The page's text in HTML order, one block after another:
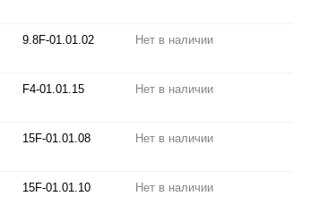
9.8F-01.01.02 Нет в наличии
F4-01.01.15 Нет в наличии
15F-01.01.08 Нет в наличии
15F-01.01.10 Нет в наличии